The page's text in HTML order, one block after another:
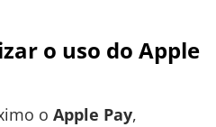
o uso do Apple
o Apple Pay,